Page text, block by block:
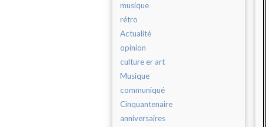
musique
rétro
Actualité
opinion
culture er art
Musique
communiqué
Cinquantenaire
anniversaires